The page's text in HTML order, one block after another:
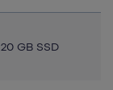
20 GB SSD